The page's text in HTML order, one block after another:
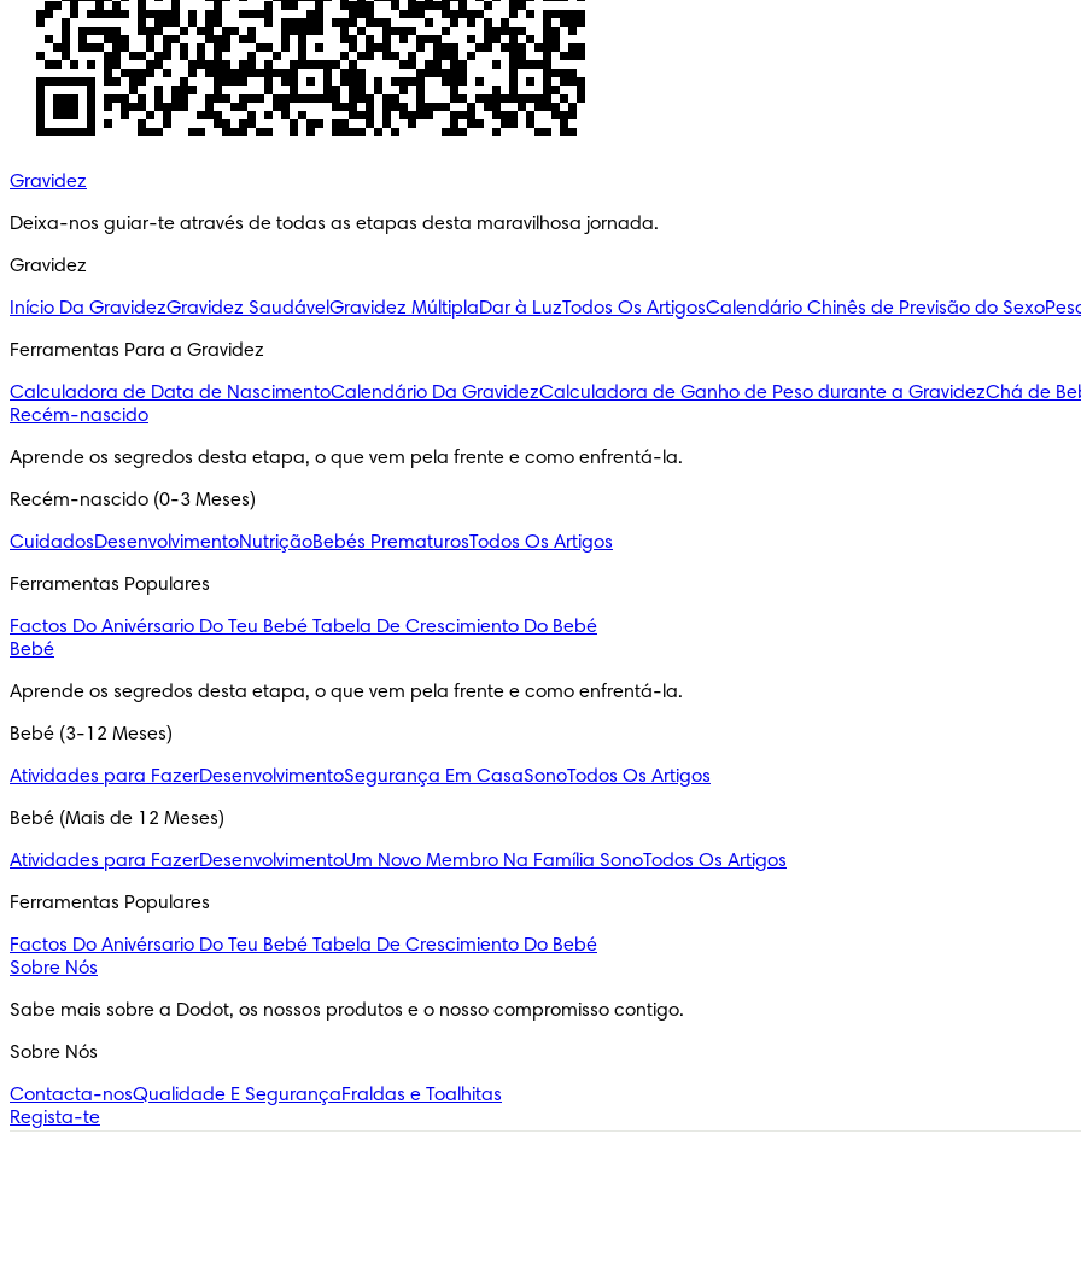
Gravidez
Deixa-nos guiar-te através de todas as etapas desta maravilhosa jornada.
Gravidez
Início Da GravidezGravidez SaudávelGravidez MúltiplaDar à LuzTodos Os ArtigosCalendário Chinês de Previsão do Sexo
Ferramentas Para a Gravidez
Calculadora de Data de NascimentoCalendário Da GravidezCalculadora de Ganho de Peso durante a GravidezChá de
Recém-nascido
Aprende os segredos desta etapa, o que vem pela frente e como enfrentá-la.
Recém-nascido (0-3 Meses)
CuidadosDesenvolvimentoNutriçãoBebés PrematurosTodos Os Artigos
Ferramentas Populares
Factos Do Anivérsario Do Teu Bebé Tabela De Crescimiento Do Bebé
Bebé
Aprende os segredos desta etapa, o que vem pela frente e como enfrentá-la.
Bebé (3-12 Meses)
Atividades para FazerDesenvolvimentoSegurança Em CasaSonoTodos Os Artigos
Bebé (Mais de 12 Meses)
Atividades para FazerDesenvolvimentoUm Novo Membro Na Família SonoTodos Os Artigos
Ferramentas Populares
Factos Do Anivérsario Do Teu Bebé Tabela De Crescimiento Do Bebé
Sobre Nós
Sabe mais sobre a Dodot, os nossos produtos e o nosso compromisso contigo.
Sobre Nós
Contacta-nosQualidade E SegurançaFraldas e Toalhitas
Regista-te